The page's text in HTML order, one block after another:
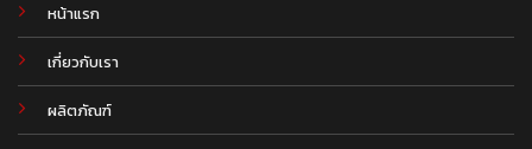
หน้าแรก
เกี่ยวกับเรา
ผลิตภัณฑ์